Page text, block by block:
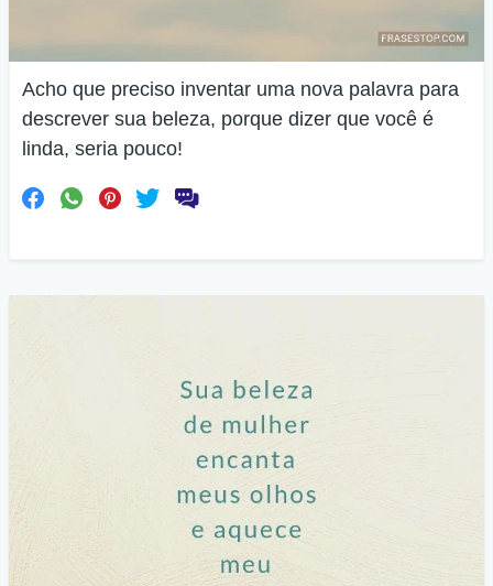
Acho que preciso inventar uma nova palavra para
descrever sua beleza, porque dizer que você é
linda, seria pouco!